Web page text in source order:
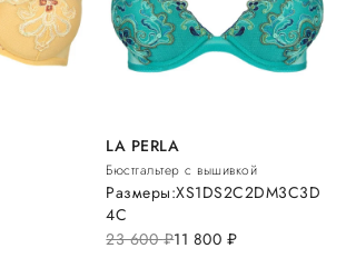
LA PERLA
Бюстгальтер с вышивкой
23 600руб.11 800 руб.
Размеры:XS1DS2C2DM3C3D
4C